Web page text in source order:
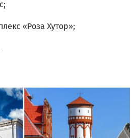
«Роза Хутор»;